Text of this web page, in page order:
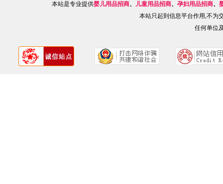
本站是专业提供婴儿用品招商、 儿童用品招商、 孕妇用品招商、
本站只起到信息平台作用,不为
任何单位